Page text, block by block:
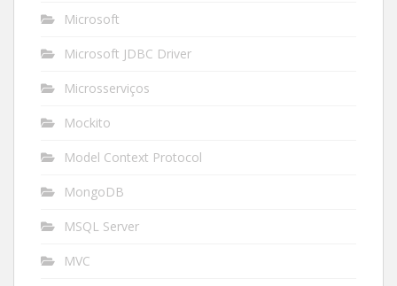
Microsoft
Microsoft JDBC Driver
Microsserviços
Mockito
Model Context Protocol
MongoDB
MSQL Server
MVC